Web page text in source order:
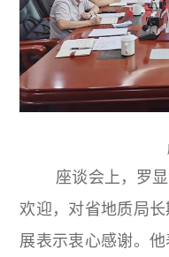
座谈会上，罗显
欢迎，对省地质局
展表示衷心感谢。